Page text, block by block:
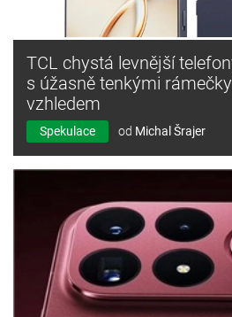
TCL chystá levnější
s úžasně tenkými
vzhledem
Spekulace od Michal Šrajer